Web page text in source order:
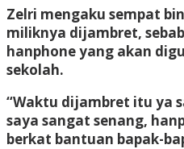
Zelri mengaku sempat
miliknya dijambret,
hanphone yang akan
sekolah.
“Waktu dijambret itu ya
saya sangat senang,
berkat bantuan bapak-